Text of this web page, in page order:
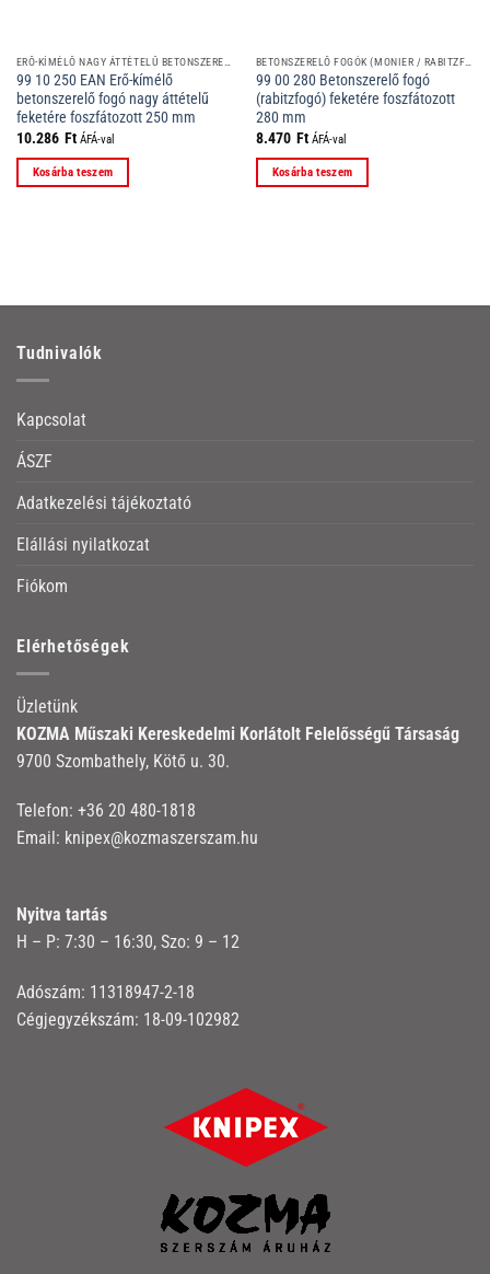
99 10 250 EAN Erő-kímélő
betonszerelő fogó nagy áttételű
feketére foszfátozott 250 mm
10.286 Ft ÁFÁ-val
Kosárba teszem
99 00 280 Betonszerelő fogó
(rabitzfogó) feketére foszfátozott
280 mm
8.470 Ft ÁFÁ-val
Kosárba teszem
Tudnivalók
Kapcsolat
ÁSZF
Adatkezelési tájékoztató
Elállási nyilatkozat
Fiókom
Elérhetőségek
Üzletünk
KOZMA Műszaki Kereskedelmi Korlátolt Felelősségű Társaság
9700 Szombathely, Kötő u. 30.
Telefon: +36 20 480-1818
Email: knipex@kozmaszerszam.hu
Nyitva tartás
H – P: 7:30 – 16:30, Szo: 9 – 12
Adószám: 11318947-2-18
Cégjegyzékszám: 18-09-102982